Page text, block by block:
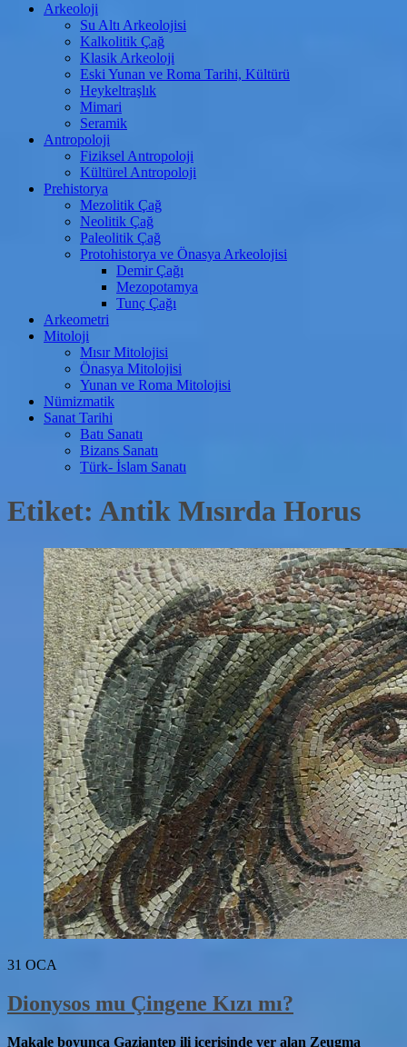
Arkeoloji
Su Altı Arkeolojisi
Kalkolitik Çağ
Klasik Arkeoloji
Eski Yunan ve Roma Tarihi, Kültürü
Heykeltraşlık
Mimari
Seramik
Antropoloji
Fiziksel Antropoloji
Kültürel Antropoloji
Prehistorya
Mezolitik Çağ
Neolitik Çağ
Paleolitik Çağ
Protohistorya ve Önasya Arkeolojisi
Demir Çağı
Mezopotamya
Tunç Çağı
Arkeometri
Mitoloji
Mısır Mitolojisi
Önasya Mitolojisi
Yunan ve Roma Mitolojisi
Nümizmatik
Sanat Tarihi
Batı Sanatı
Bizans Sanatı
Türk- İslam Sanatı
Etiket: Antik Mısırda Horus
31 OCA
Dionysos mu Çingene Kızı mı?
Makale boyunca Gaziantep ili içerisinde yer alan Zeugma